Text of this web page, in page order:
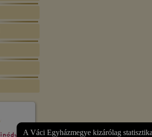
A Váci Egyházmegye kizárólag